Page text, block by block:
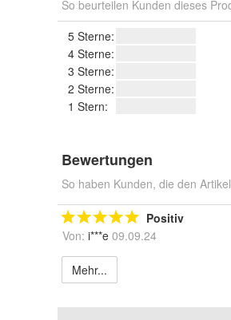
So beurteilen Kunden dieses
5 Sterne:
4 Sterne:
3 Sterne:
2 Sterne:
1 Stern:
Bewertungen
So haben Kunden, die den
Positiv
Von: i***e 09.09.24
Mehr...